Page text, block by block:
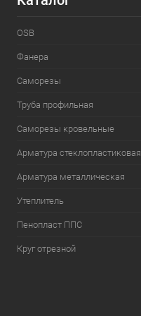
OSB
Фанера
Саморезы
Труба профильная
Саморезы кровельные
Арматура стеклопластиковая
Арматура металлическая
Утеплитель
Пенопласт ППС
Круг отрезной